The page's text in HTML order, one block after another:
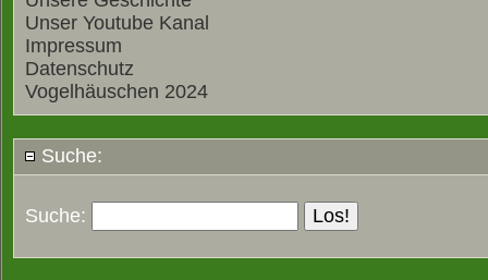
Unser Youtube Kanal
Impressum
Datenschutz
Vogelhäuschen 2024
Suche:
Suche: